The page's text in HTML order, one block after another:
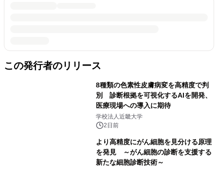
この発行者のリリース
8種類の色素性皮膚病変を高精度で判
別 診断根拠を可視化するAIを開発、
医療現場への導入に期待
学校法人近畿大学
2日前
より高精度にがん細胞を見分ける原理
を発見 ～がん細胞の診断を支援する
新たな細胞診断技術～